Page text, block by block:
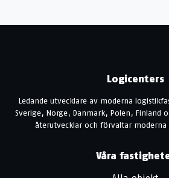
Logicenters
Ledande utvecklare av moderna
Sverige, Norge, Danmark, Polen, Finland
återutvecklar och förvaltar moderna
Våra